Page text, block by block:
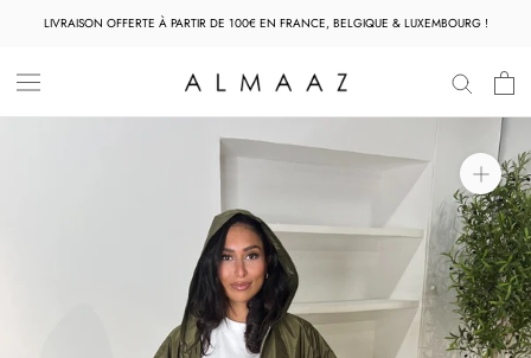
LIVRAISON OFFERTE À PARTIR DE 100€ EN FRANCE, BELGIQUE & LUXEMBOURG !